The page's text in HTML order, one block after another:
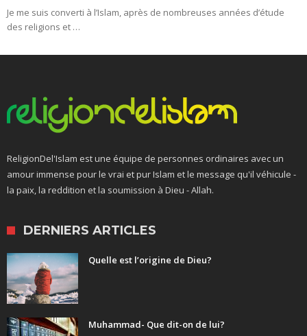
Je me suis converti à l’Islam, après de nombreuses années d’étude
des religions et …
ReligionDel'Islam est une équipe de personnes ordinaires avec un
amour immense pour le vrai et pur Islam et le message qu'il véhicule -
la paix, la reddition et la soumission à Dieu - Allah.
DERNIERS ARTICLES
Quelle est l’origine de Dieu?
Muhammad- Que dit-on de lui?